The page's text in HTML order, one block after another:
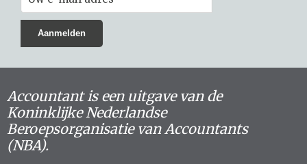
Accountant is een uitgave van de
Koninklijke Nederlandse
Beroepsorganisatie van Accountants
(NBA).